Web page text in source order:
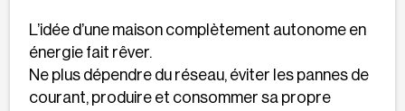
L’idée d’une maison complètement autonome en
énergie fait rêver.
Ne plus dépendre du réseau, éviter les pannes de
courant, produire et consommer sa propre